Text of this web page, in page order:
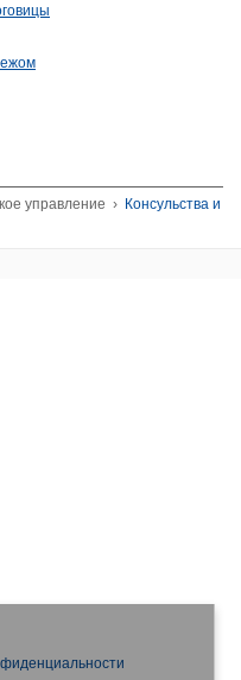
управление › Консульства и